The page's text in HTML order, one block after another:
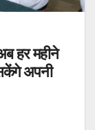
हर महीने
अपनी